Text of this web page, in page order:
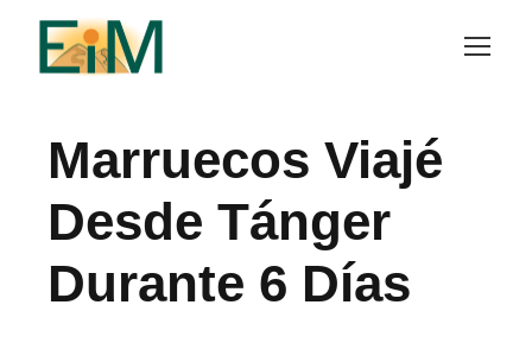
Marruecos Viajé
Desde Tánger
Durante 6 Días